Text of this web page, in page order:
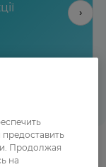
›
Продолжая
на